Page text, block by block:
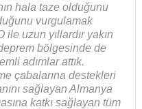
hala taze olduğunu
vurgulamak
uzun yıllardır yakın
bölgesinde de
adımlar attık.
çabalarına destekleri
sağlayan Almanya
katkı sağlayan tüm